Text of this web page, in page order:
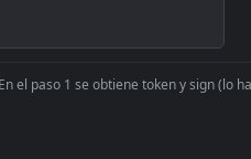
paso 1 se obtiene token y sign (lo